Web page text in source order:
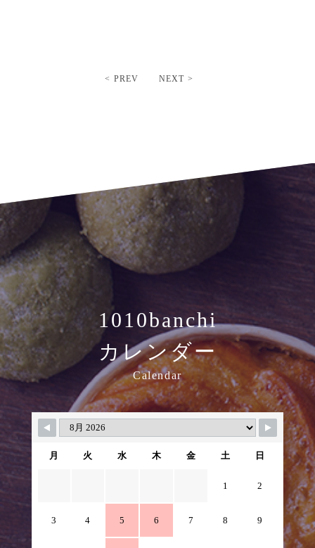
< PREV NEXT >
1010banchi
カレンダー
Calendar
月 火 水 木 金 土 日
1 2
3 4 5 6 7 8 9